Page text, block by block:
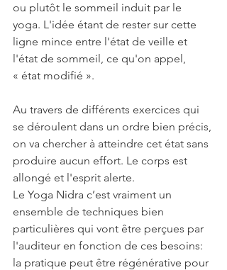
ou plutôt le sommeil induit par le
yoga. L'idée étant de rester sur cette
ligne mince entre l'état de veille et
l'état de sommeil, ce qu'on appel,
« état modifié ».
Au travers de différents exercices qui
se déroulent dans un ordre bien précis,
on va chercher à atteindre cet état sans
produire aucun effort. Le corps est
allongé et l'esprit alerte.
Le Yoga Nidra c’est vraiment un
ensemble de techniques bien
particulières qui vont être perçues par
l'auditeur en fonction de ces besoins:
la pratique peut être régénérative pour